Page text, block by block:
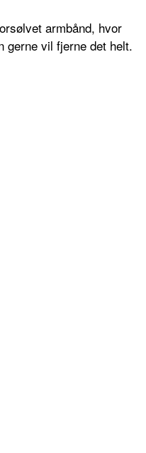
armbånd, hvor
vil fjerne det helt.